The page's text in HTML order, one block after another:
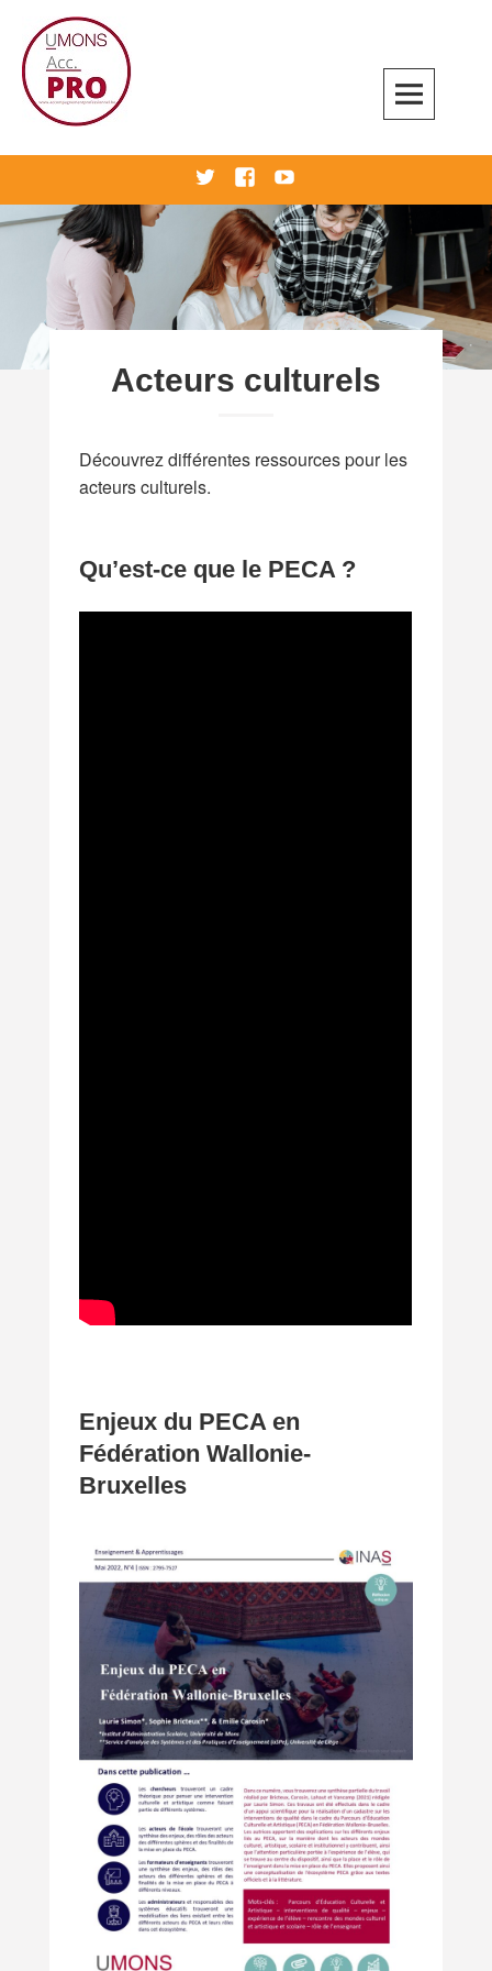
content
twitterFacebookYoutube
Acteurs culturels
Découvrez différentes ressources pour les
acteurs culturels.
Qu’est-ce que le PECA ?
Enjeux du PECA en
Fédération Wallonie-
Bruxelles